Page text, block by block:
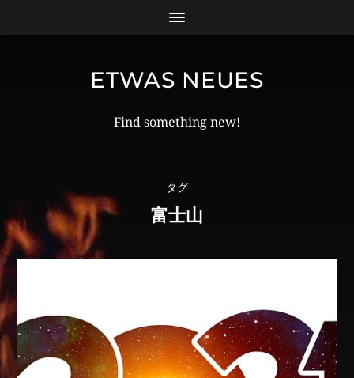
ETWAS NEUES
Find something new!
タグ
富士山